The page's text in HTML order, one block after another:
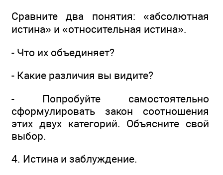
Сравните два понятия: «абсолютная
истина» и «относительная истина».
- Что их объединяет?
- Какие различия вы видите?
- Попробуйте самостоятельно
сформулировать закон соотношения
этих двух категорий. Объясните свой
выбор.
4. Истина и заблуждение.